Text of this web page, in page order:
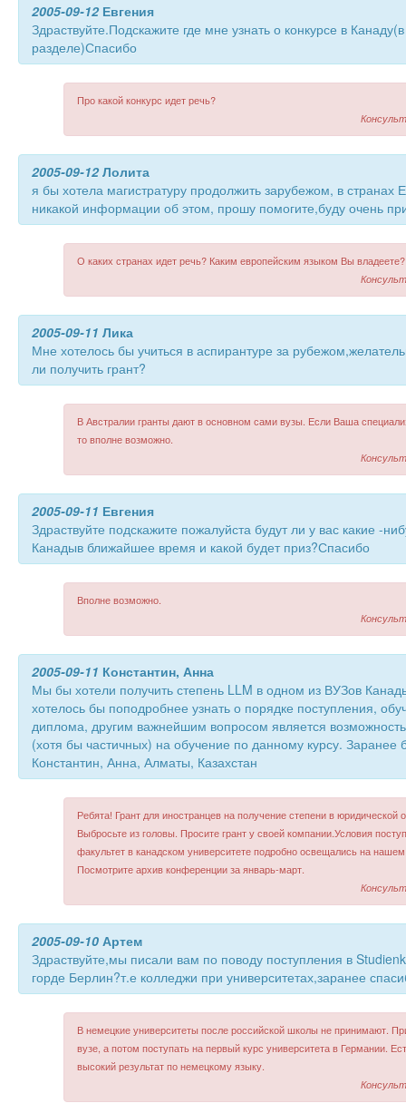
2005-09-12Евгения
Здраствуйте.Подскажите где мне узнать о конкурсе в
разделе)Спасибо
Про какой конкурс идет речь?
2005-09-12Лолита
я бы хотела магистратуру продолжить зарубежом, в странах
никакой информации об этом, прошу помогите,буду очень
О каких странах идет речь? Каким европейским языком Вы владеете?
2005-09-11 Лика
Мне хотелось бы учиться в аспирантуре за
ли получить грант?
В Австралии гранты дают в основном сами вузы. Если Ваша
то вполне возможно.
2005-09-11 Евгения
Здраствуйте подскажите пожалуйста будут ли у вас какие -
Канадыв ближайшее время и какой будет приз?Спасибо
Вполне возможно.
2005-09-11 Константин, Анна
Мы бы хотели получить степень LLM в одном из ВУЗов
хотелось бы поподробнее узнать о порядке поступления,
диплома, другим важнейшим вопросом является
(хотя бы частичных) на обучение по данному курсу. Заранее
Константин, Анна, Алматы, Казахстан
Ребята! Грант для иностранцев на получение степени в юридической
Выбросьте из головы. Просите грант у своей компании.Условия
факультет в канадском университете подробно освещались на
Посмотрите архив конференции за январь-март.
2005-09-10 Артем
Здраствуйте,мы писали вам по поводу поступления в
горде Берлин?т.е колледжи при университетах,заранее
В немецкие университеты после российской школы не принимают.
вузе, а потом поступать на первый курс университета в Германии.
высокий результат по немецкому языку.